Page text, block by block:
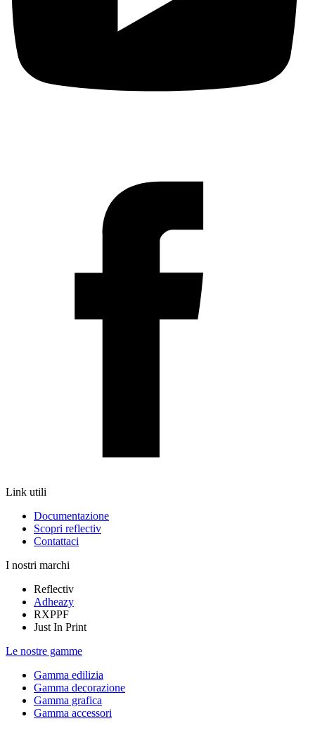
Link utili
Documentazione
Scopri reflectiv
Contattaci
I nostri marchi
Reflectiv
Adheazy
RXPPF
Just In Print
Le nostre gamme
Gamma edilizia
Gamma decorazione
Gamma grafica
Gamma accessori